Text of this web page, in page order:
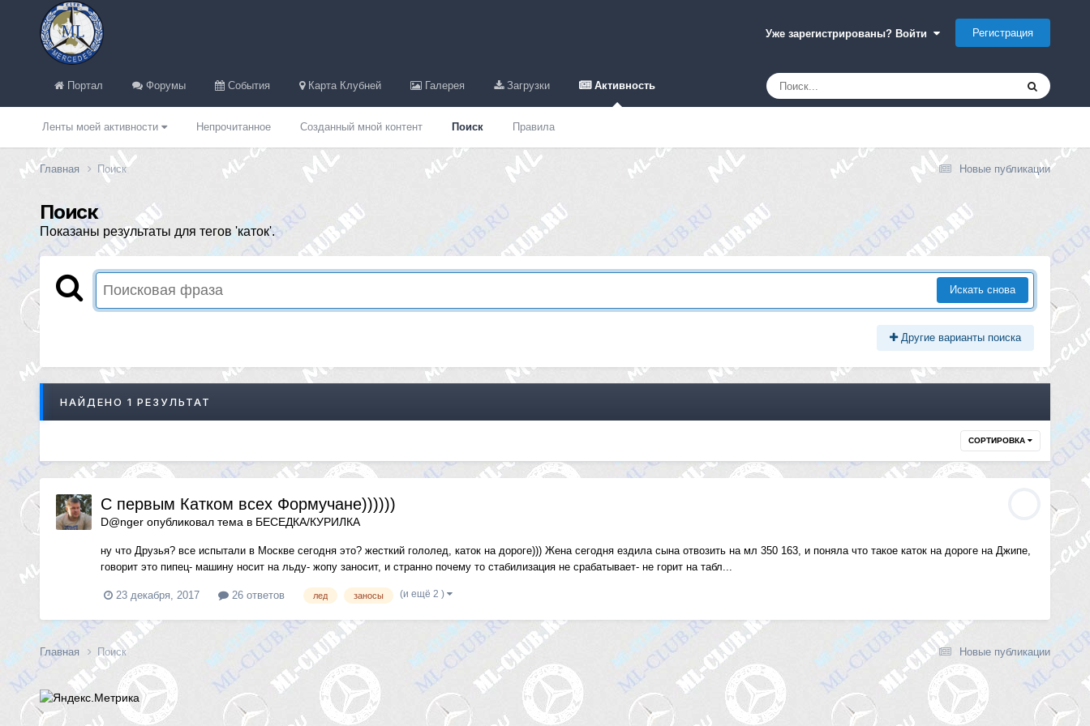
Уже зарегистрированы? Войти Регистрация
Портал Форумы События Карта Клубней Галерея Загрузки Активность
Ленты моей активности Непрочитанное Созданный мной контент Поиск Правила
Новые публикации
Главная Поиск
Поиск
Показаны результаты для тегов 'каток'.
Искать снова
Другие варианты поиска
НАЙДЕНО 1 РЕЗУЛЬТАТ
СОРТИРОВКА
С первым Катком всех Формучане))))))
D@ngerопубликовал тема в БЕСЕДКА/КУРИЛКА
ну что Друзья? все испытали в Москве сегодня это? жесткий гололед, каток на дороге))) Жена сегодня ездила сына отвозить на мл 350 163, и поняла что такое каток на дороге на Джипе,
говорит это пипец- машину носит на льду- жопу заносит, и странно почему то стабилизация не срабатывает- не горит на табл...
23 декабря, 2017 26 ответов лед заносы (и ещё 2 )
Новые публикации
Главная Поиск